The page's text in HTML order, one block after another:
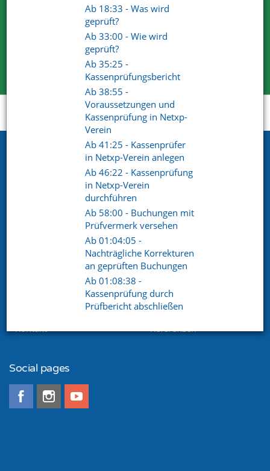
Ab 18:33 - Was wird
geprüft?
Ab 33:00 - Wie wird
geprüft?
Ab 35:25 -
Kassenprüfungsbericht
Ab 38:55 -
Voraussetzungen und
Kassenprüfung in Netxp-
Verein
Ab 41:25 - Kassenprüfer
in Netxp-Verein anlegen
Ab 46:22 - Kassenprüfung
in Netxp-Verein
durchführen
Ab 58:00 - Buchungen mit
Prüfvermerk versehen
Ab 01:04:05 -
Nachträgliche Korrekturen
an geprüften Buchungen
Ab 01:08:38 -
Kassenprüfung durch
Prüfbericht abschließen
Wir haben mit unserem Produkt und Services die
überzeugenden Antworten.
Kostenlose Testversion
Support Videoportal
Öttinger Straße 11
84307 Eggenfelden
Telefon. +49 (0) 8721 / 50648-89
Vereinsverwaltung
Mitgliederverwaltung
Finanzverwaltung
Kommunikation /
Schriftverkehr
Kontakt
Referenzen
Social pages